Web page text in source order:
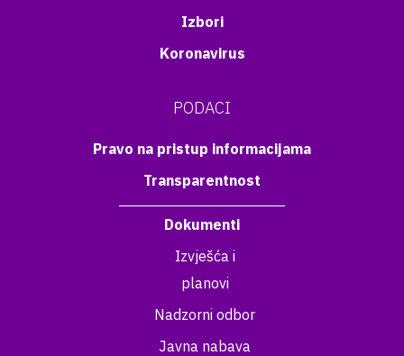
Izbori
Koronavirus
PODACI
Pravo na pristup informacijama
Transparentnost
Dokumenti
Izvješća i
planovi
Nadzorni odbor
Javna nabava